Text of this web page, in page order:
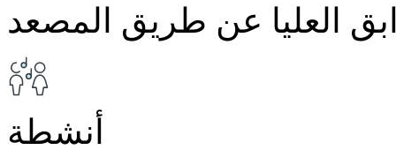
العليا عن طريق المصعد
أنشطة